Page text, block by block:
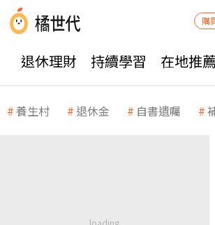
購
退休理財 持續學習 在地推薦
養生村 退休金 自書遺囑